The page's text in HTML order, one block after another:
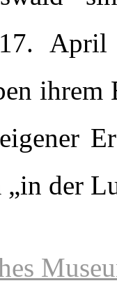
April
„in der